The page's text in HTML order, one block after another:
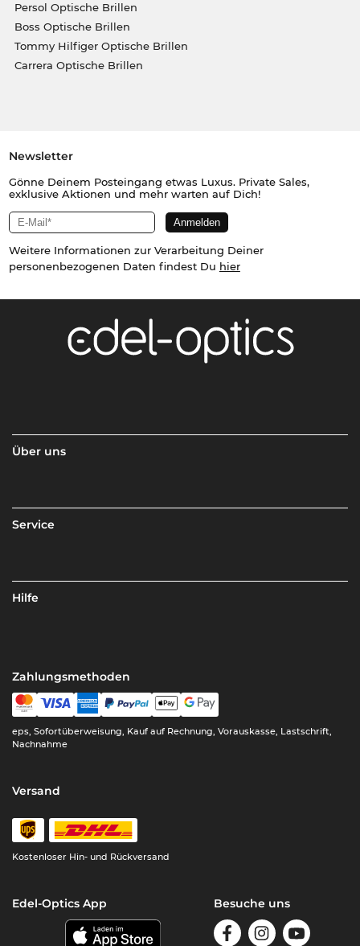
Persol Optische Brillen
Boss Optische Brillen
Tommy Hilfiger Optische Brillen
Carrera Optische Brillen
Newsletter
Gönne Deinem Posteingang etwas Luxus. Private Sales,
exklusive Aktionen und mehr warten auf Dich!
Weitere Informationen zur Verarbeitung Deiner
personenbezogenen Daten findest Du hier
Über uns
Service
Hilfe
Zahlungsmethoden
eps, Sofortüberweisung, Kauf auf Rechnung, Vorauskasse, Lastschrift,
Nachnahme
Versand
Kostenloser Hin- und Rückversand
Edel-Optics App Besuche uns